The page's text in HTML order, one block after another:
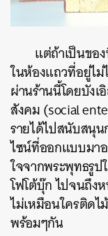
แต่ถ้าเป็นขอ
ในห้องแถวที่อยู่ไม่
ผ่านร้านนี้โดยบัง
สังคม (social
รายได้ไปสนับสนุ
ไซน์ที่ออกแบบมา
ใจจากพระพุทธรู
โฟโต้บุ๊ก ไปจนถึง
ไม่เหมือนใครติด
พร้อมๆกัน